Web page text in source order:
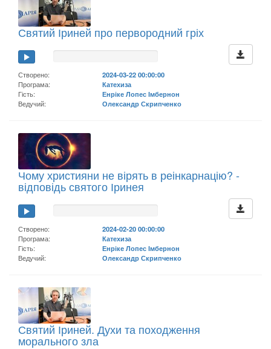
Святий Іриней про первородний гріх
Створено:
2024-03-22 00:00:00
Програма:
Катехиза
Гість:
Енріке Лопес Імбернон
Ведучий:
Олександр Скрипченко
Чому християни не вірять в реінкарнацію? -
відповідь святого Іринея
Створено:
2024-02-20 00:00:00
Програма:
Катехиза
Гість:
Енріке Лопес Імбернон
Ведучий:
Олександр Скрипченко
Святий Іриней. Духи та походження
морального зла